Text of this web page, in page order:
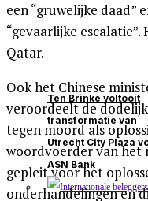
Ten Brinke voltooit
transformatie van
Utrecht City Plaza
ASN Bank
een “gruwelijke daad”
“gevaarlijke
Qatar.
Ook het Chinese
veroordeelt de
tegen moord als
woordvoerder van het
gepleit voor het
onderhandelingen en